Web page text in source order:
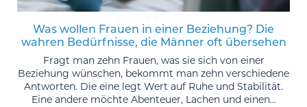
Was wollen Frauen in einer Beziehung? Die
wahren Bedürfnisse, die Männer oft übersehen
Fragt man zehn Frauen, was sie sich von einer
Beziehung wünschen, bekommt man zehn verschiedene
Antworten. Die eine legt Wert auf Ruhe und Stabilität.
Eine andere möchte Abenteuer, Lachen und einen...